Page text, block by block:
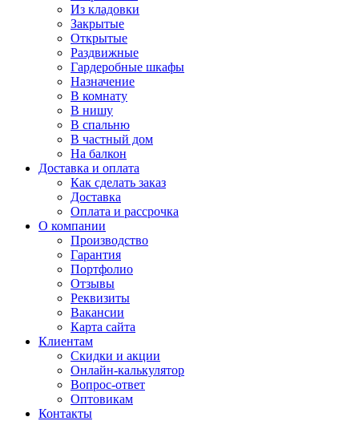
Из кладовки
Закрытые
Открытые
Раздвижные
Гардеробные шкафы
Назначение
В комнату
В нишу
В спальню
В частный дом
На балкон
Доставка и оплата
Как сделать заказ
Доставка
Оплата и рассрочка
О компании
Производство
Гарантия
Портфолио
Отзывы
Реквизиты
Вакансии
Карта сайта
Клиентам
Скидки и акции
Онлайн-калькулятор
Вопрос-ответ
Оптовикам
Контакты